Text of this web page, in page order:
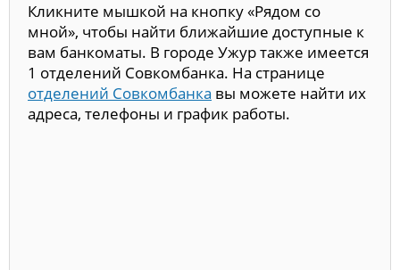
Кликните мышкой на кнопку «Рядом со
мной», чтобы найти ближайшие доступные к
вам банкоматы. В городе Ужур также имеется
1 отделений Совкомбанка. На странице
отделений Совкомбанка вы можете найти их
адреса, телефоны и график работы.